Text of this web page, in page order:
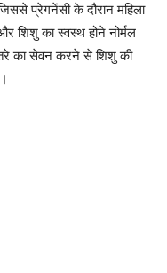
प्रेगनेंसी के दौरान महिला
शिशु का स्वस्थ होने नोर्मल
का सेवन करने से शिशु की